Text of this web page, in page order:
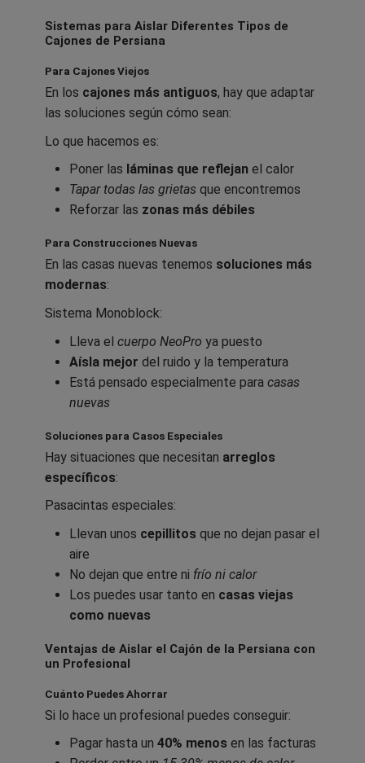
Sistemas para Aislar Diferentes Tipos de
Cajones de Persiana
Para Cajones Viejos
En los cajones más antiguos, hay que adaptar
las soluciones según cómo sean:
Lo que hacemos es:
Poner las láminas que reflejan el calor
Tapar todas las grietas que encontremos
Reforzar las zonas más débiles
Para Construcciones Nuevas
En las casas nuevas tenemos soluciones más
modernas:
Sistema Monoblock:
Lleva el cuerpo NeoPro ya puesto
Aísla mejor del ruido y la temperatura
Está pensado especialmente para casas
nuevas
Soluciones para Casos Especiales
Hay situaciones que necesitan arreglos
específicos:
Pasacintas especiales:
Llevan unos cepillitos que no dejan pasar el
aire
No dejan que entre ni frío ni calor
Los puedes usar tanto en casas viejas
como nuevas
Ventajas de Aislar el Cajón de la Persiana con
un Profesional
Cuánto Puedes Ahorrar
Si lo hace un profesional puedes conseguir:
Pagar hasta un 40% menos en las facturas